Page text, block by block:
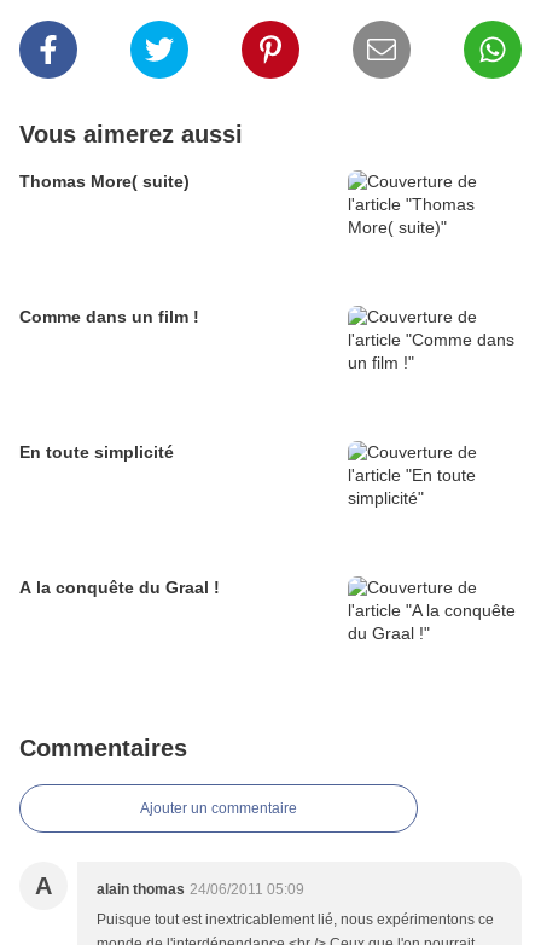
Vous aimerez aussi
Thomas More( suite)
Comme dans un film !
En toute simplicité
A la conquête du Graal !
Commentaires
Ajouter un commentaire
A alain thomas 24/06/2011 05:09
Puisque tout est inextricablement lié, nous expérimentons ce